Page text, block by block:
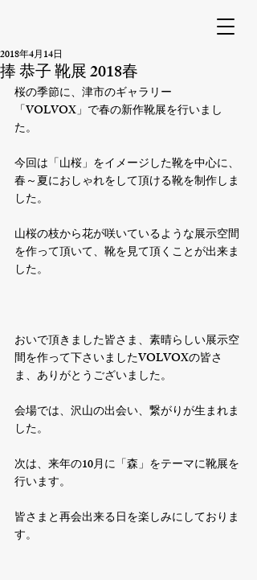
捧 恭子 靴展 2018春
2018年4月14日
桜の季節に、津市のギャラリー
「VOLVOX」で春の新作靴展を行いまし
た。
今回は「山桜」をイメージした靴を中心に、
春～夏におしゃれをして頂ける靴を制作しま
した。
山桜の枝から花が咲いているような展示空間
を作って頂いて、靴を見て頂くことが出来ま
した。
おいで頂きました皆さま、素晴らしい展示空
間を作って下さいましたVOLVOXの皆さ
ま、ありがとうございました。
会場では、沢山の出会い、繋がりが生まれま
した。
次は、来年の10月に「森」をテーマに靴展を
行います。
皆さまと再会出来る日を楽しみにしておりま
す。